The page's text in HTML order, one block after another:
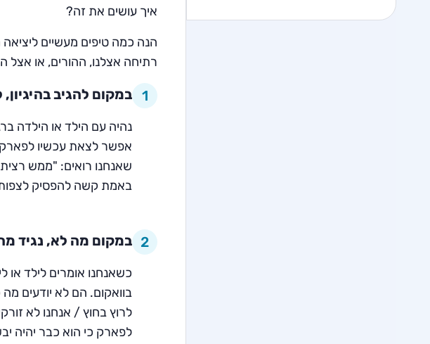
איך עושים את זה?
הנה כמה טיפים מעשיים
רתיחה אצלנו, ההורים, או אצל
1 במקום להגיב
נהיה עם הילד או הילדה
אפשר לצאת עכשיו לפארק
שאנחנו רואים: "ממש
באמת קשה להפסיק לצפות
2 במקום מה לא, נגיד
כשאנחנו אומרים לילד
בוואקום. הם לא יודעים
לרוץ בחוץ / אנחנו לא
לפארק כי הוא כבר יהיה